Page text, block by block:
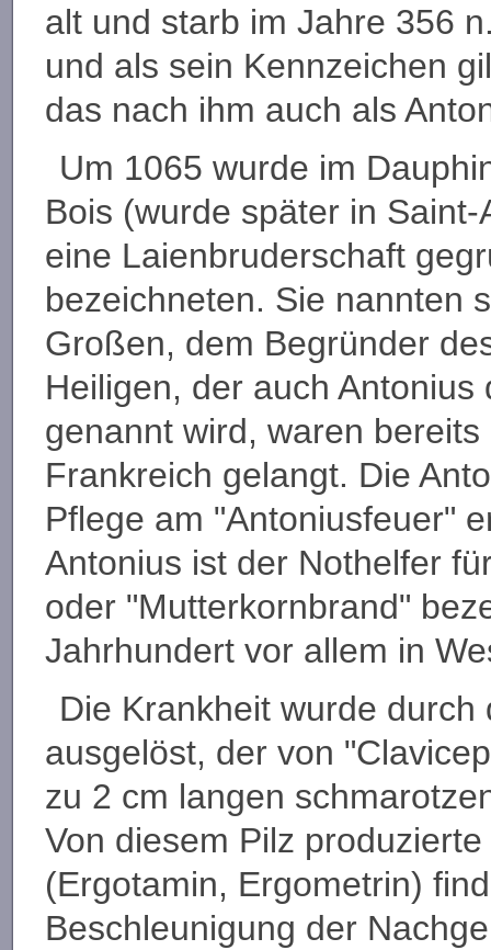
alt und starb im Jahre 356
und als sein Kennzeichen
das nach ihm auch als
Um 1065 wurde im
Bois (wurde später in
eine Laienbruderschaft
bezeichneten. Sie nannten
Großen, dem Begründer
Heiligen, der auch
genannt wird, waren
Frankreich gelangt. Die
Pflege am "Antoniusfeuer"
Antonius ist der Nothelfer
oder "Mutterkornbrand"
Jahrhundert vor allem in
Die Krankheit wurde
ausgelöst, der von
zu 2 cm langen
Von diesem Pilz
(Ergotamin, Ergometrin)
Beschleunigung der